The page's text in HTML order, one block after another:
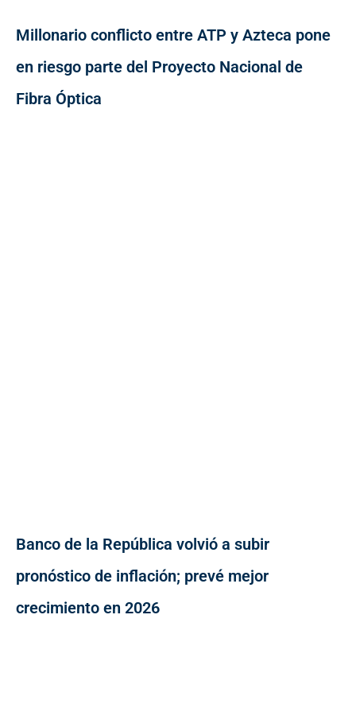
Millonario conflicto entre ATP y Azteca pone
en riesgo parte del Proyecto Nacional de
Fibra Óptica
Banco de la República volvió a subir
pronóstico de inflación; prevé mejor
crecimiento en 2026